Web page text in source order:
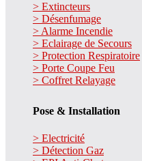
> Extincteurs
> Désenfumage
> Alarme Incendie
> Eclairage de Secours
> Protection Respiratoire
> Porte Coupe Feu
> Coffret Relayage
Pose & Installation
> Electricité
> Détection Gaz